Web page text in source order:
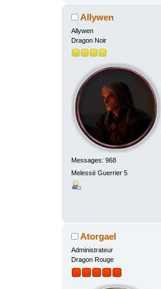
Allywen
Allywen
Dragon Noir
Messages: 968
Melessë Guerrier 5
Atorgael
Administrateur
Dragon Rouge